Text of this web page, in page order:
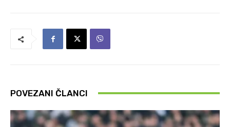
POVEZANI ČLANCI